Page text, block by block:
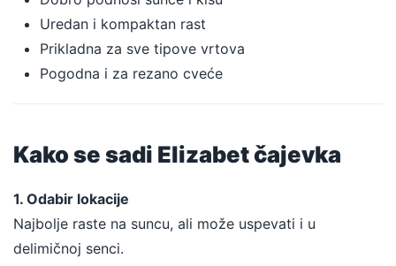
Uredan i kompaktan rast
Prikladna za sve tipove vrtova
Pogodna i za rezano cveće
Kako se sadi Elizabet čajevka
1. Odabir lokacije
Najbolje raste na suncu, ali može uspevati i u
delimičnoj senci.